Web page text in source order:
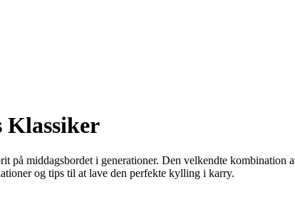
middagsbordet i generationer. Den velkendte kombination
og tips til at lave den perfekte kylling i karry.